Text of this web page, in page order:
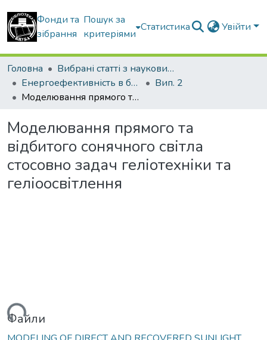
Фонди та
зібрання
Пошук за
критеріями
Статистика Увійти
Головна
Вибрані статті з наукових збірників КНУБА
Енергоефективність в будівництві та архітектурі
Вип. 2
Моделювання прямого та відбитого сонячного світла стосовно задач геліотехніки та геліоосвітлення
Моделювання прямого та
відбитого сонячного світла
стосовно задач геліотехніки та
геліоосвітлення
Файли